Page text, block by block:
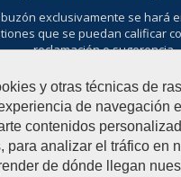
y otras técnicas de
de navegación
contenidos
para analizar el tráfico en
de dónde llegan
buzón exclusivamente se hará
que se puedan calificar
reclamación o sugerencia.
Contacta con nosotros
Pablo de Olavide -